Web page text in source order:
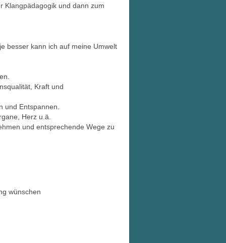
Klangpädagogik und dann zum
besser kann ich auf meine Umwelt
Kraft und
und Entspannen.
Herz u.ä.
und entsprechende Wege zu
wünschen